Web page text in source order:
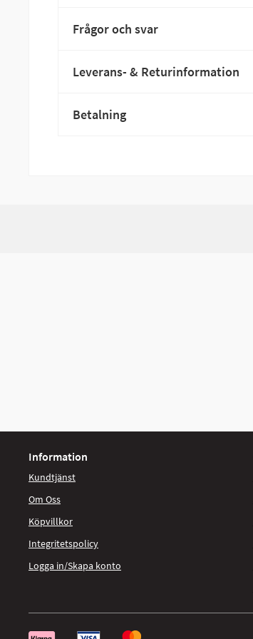
Frågor och svar
Leverans- & Returinformation
Betalning
Information
Kundtjänst
Om Oss
Köpvillkor
Integritetspolicy
Logga in/Skapa konto